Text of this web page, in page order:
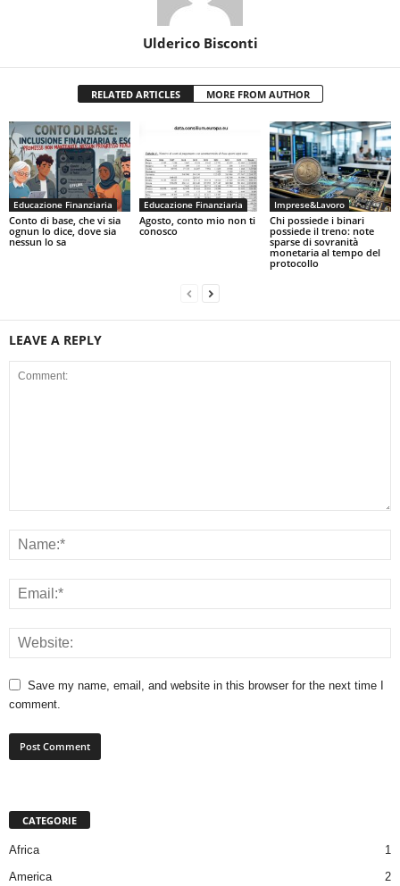
Ulderico Bisconti
RELATED ARTICLES MORE FROM AUTHOR
Educazione Finanziaria
Conto di base, che vi sia
ognun lo dice, dove sia
nessun lo sa
Educazione Finanziaria
Agosto, conto mio non ti
conosco
Imprese&Lavoro
Chi possiede i binari
possiede il treno: note
sparse di sovranità
monetaria al tempo del
protocollo
LEAVE A REPLY
Save my name, email, and website in this browser for the next time I
comment.
CATEGORIE
Africa
1
America
2